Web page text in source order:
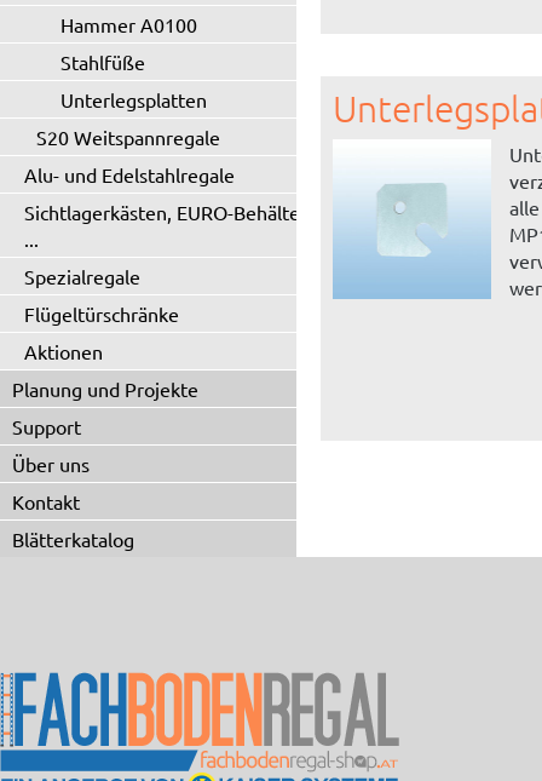
Hammer A0100
Stahlfüße
Unterlegsplatten
S20 Weitspannregale
Alu- und Edelstahlregale
Sichtlagerkästen, EURO-Behälter
...
Spezialregale
Flügeltürschränke
Aktionen
Planung und Projekte
Support
Über uns
Kontakt
Blätterkatalog